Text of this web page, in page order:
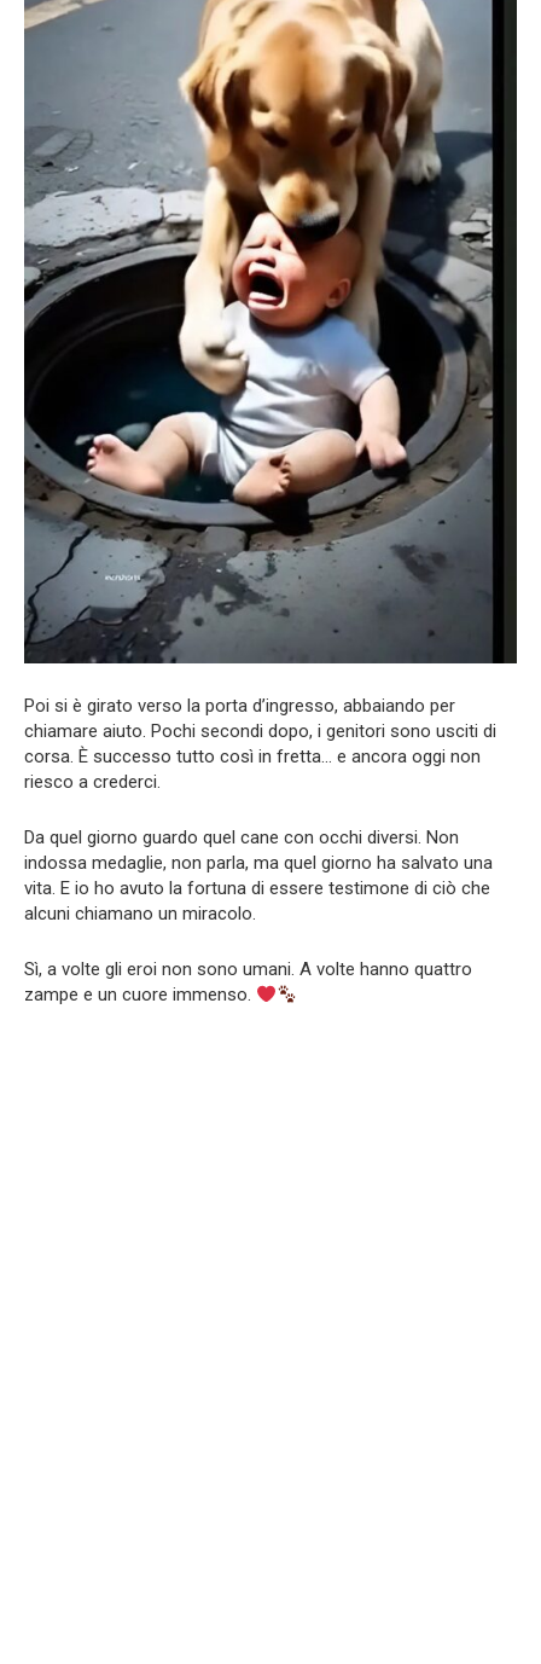
Poi si è girato verso la porta d’ingresso, abbaiando per
chiamare aiuto. Pochi secondi dopo, i genitori sono usciti di
corsa. È successo tutto così in fretta… e ancora oggi non
riesco a crederci.
Da quel giorno guardo quel cane con occhi diversi. Non
indossa medaglie, non parla, ma quel giorno ha salvato una
vita. E io ho avuto la fortuna di essere testimone di ciò che
alcuni chiamano un miracolo.
Sì, a volte gli eroi non sono umani. A volte hanno quattro
zampe e un cuore immenso.